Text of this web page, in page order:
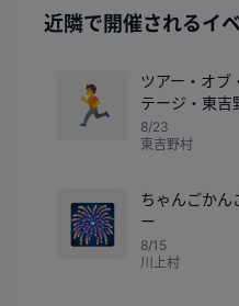
近隣で開催されるイ
🏃
ツアー・オブ
テージ・東吉
8/23
東吉野村
🎆
ちゃんごかん
ー
8/15
川上村